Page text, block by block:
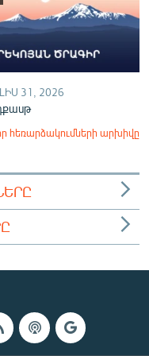
31, 2026
հեռարձակումների արխիվը